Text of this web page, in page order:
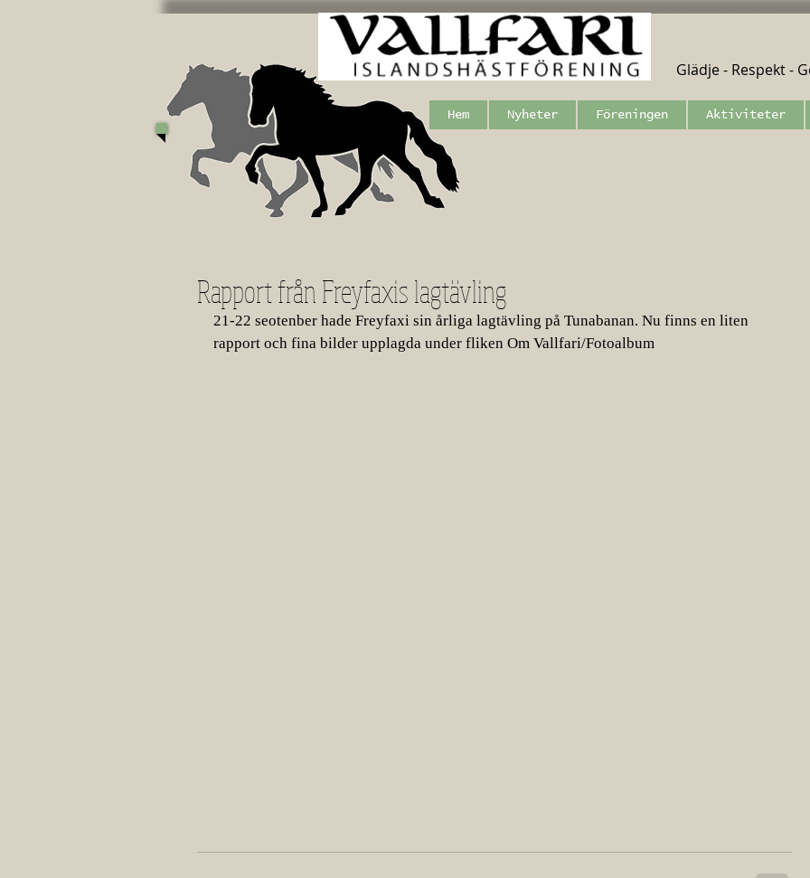
Hem Nyheter Föreningen Aktiviteter
Glädje - Respekt -
Rapport från Freyfaxis lagtävling
21-22 seotenber hade Freyfaxi sin årliga lagtävling på Tunabanan. Nu finns en liten
rapport och fina bilder upplagda under fliken Om Vallfari/Fotoalbum